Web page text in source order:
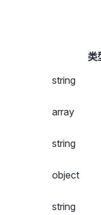
类
string
array
string
object
string